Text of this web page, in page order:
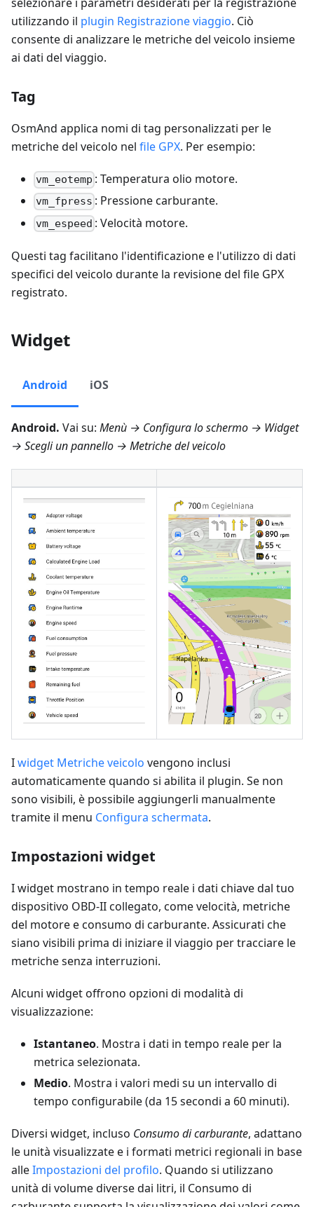
utilizzando il plugin Registrazione viaggio. Ciò
consente di analizzare le metriche del veicolo insieme
ai dati del viaggio.
Tag
OsmAnd applica nomi di tag personalizzati per le
metriche del veicolo nel file GPX. Per esempio:
vm_eotemp : Temperatura olio motore.
vm_fpress : Pressione carburante.
vm_espeed : Velocità motore.
Questi tag facilitano l'identificazione e l'utilizzo di dati
specifici del veicolo durante la revisione del file GPX
registrato.
Widget
Android iOS
Android. Vai su: Menù → Configura lo schermo → Widget
→ Scegli un pannello → Metriche del veicolo
Iwidget Metriche veicolo vengono inclusi
automaticamente quando si abilita il plugin. Se non
sono visibili, è possibile aggiungerli manualmente
tramite il menu Configura schermata.
Impostazioni widget
I widget mostrano in tempo reale i dati chiave dal tuo
dispositivo OBD-II collegato, come velocità, metriche
del motore e consumo di carburante. Assicurati che
siano visibili prima di iniziare il viaggio per tracciare le
metriche senza interruzioni.
Alcuni widget offrono opzioni di modalità di
visualizzazione:
Istantaneo. Mostra i dati in tempo reale per la
metrica selezionata.
Medio. Mostra i valori medi su un intervallo di
tempo configurabile (da 15 secondi a 60 minuti).
Diversi widget, incluso Consumo di carburante, adattano
le unità visualizzate e i formati metrici regionali in base
alleImpostazioni del profilo. Quando si utilizzano
unità di volume diverse dai litri, il Consumo di